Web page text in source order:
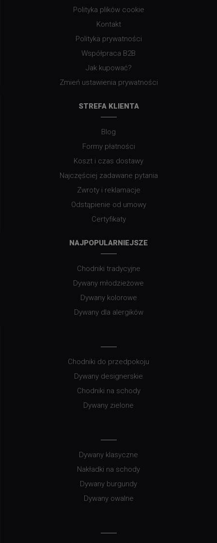
Polityka plików cookie
Kontakt
Polityka prywatności
Współpraca B2B
Jak kupować?
Zmień ustawienia prywatności
STREFA KLIENTA
Blog
Formy płatności
Koszt i czas dostawy
Najczęściej zadawane pytania
Zwroty i reklamacje
Odstąpienie od umowy
Certyfikaty
NAJPOPULARNIEJSZE
Chodniki tradycyjne
Dywany młodzieżowe
Dywany kolorowe
Dywany dla alergików
Chodniki do przedpokoju
Dywany designerskie
Chodniki na schody
Dywany zielone
Dywany klasyczne
Nakładki na schody
Dywany burgundy
Dywany owalne